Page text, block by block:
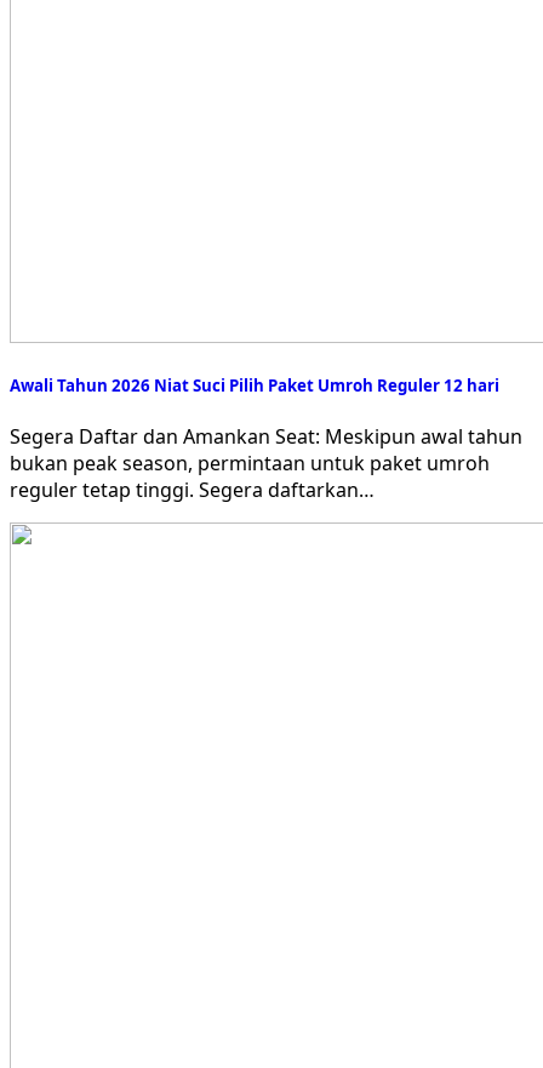
Awali Tahun 2026 Niat Suci Pilih Paket Umroh Reguler 12 hari
Segera Daftar dan Amankan Seat: Meskipun awal tahun
bukan peak season, permintaan untuk paket umroh
reguler tetap tinggi. Segera daftarkan…